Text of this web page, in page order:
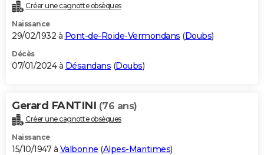
Créer une cagnotte obsèques
Naissance
29/02/1932 à Pont-de-Roide-Vermondans (Doubs)
Décès
07/01/2024 à Désandans (Doubs)
Gerard FANTINI (76 ans)
Créer une cagnotte obsèques
Naissance
15/10/1947 à Valbonne (Alpes-Maritimes)